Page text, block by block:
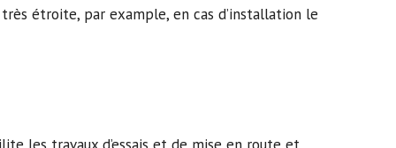
étroite, par example, en cas d’installation le